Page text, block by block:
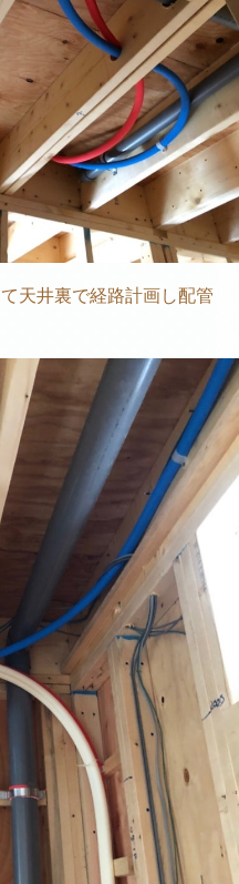
天井裏で経路計画し配管